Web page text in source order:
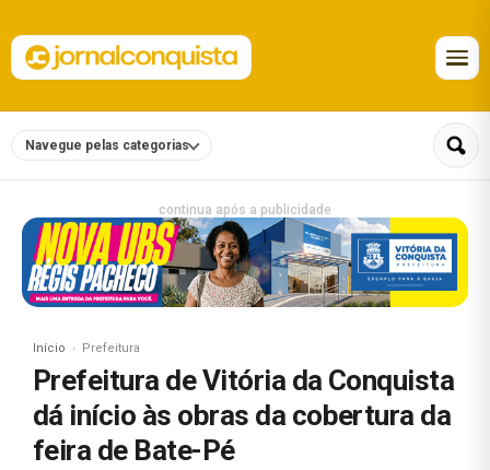
Navegue pelas categorias
continua após a publicidade
Início Prefeitura
Prefeitura de Vitória da Conquista
dá início às obras da cobertura da
feira de Bate-Pé